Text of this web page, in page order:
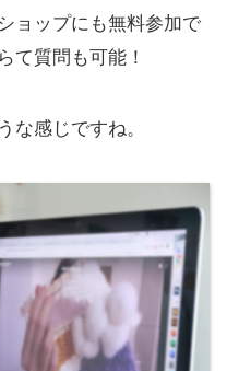
ョップにも無料参加で
て質問も可能！
な感じですね。